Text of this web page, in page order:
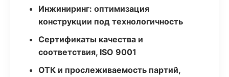
Инжиниринг: оптимизация
конструкции под технологичность
Сертификаты качества и
соответствия, ISO 9001
ОТК и прослеживаемость партий,